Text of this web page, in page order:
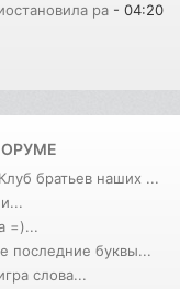
ра - 04:20
братьев наших ...
=)...
последние буквы...
слова...